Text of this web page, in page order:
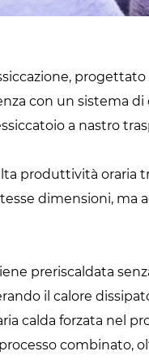
con un sistema di
a nastro
alta produttività
dimensioni, ma
preriscaldata
il calore
calda forzata nel
processo combinato,